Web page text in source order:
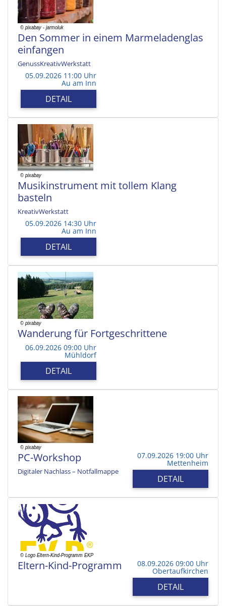
Den Sommer in einem Marmeladenglas
einfangen
GenussKreativWerkstatt
05.09.2026 11:00 Uhr
Au am Inn
DETAIL
Musikinstrument mit tollem Klang
basteln
KreativWerkstatt
05.09.2026 14:30 Uhr
Au am Inn
DETAIL
Wanderung für Fortgeschrittene
06.09.2026 09:00 Uhr
Mühldorf
DETAIL
PC-Workshop
Digitaler Nachlass – Notfallmappe
07.09.2026 19:00 Uhr
Mettenheim
DETAIL
Eltern-Kind-Programm 08.09.2026 09:00 Uhr
Obertaufkirchen
DETAIL